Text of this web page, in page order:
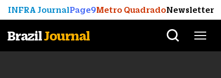
INFRA JournalPage9Metro QuadradoNewsletter
BrazilJournal